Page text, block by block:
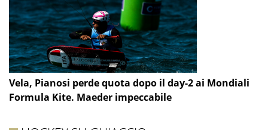
Vela, Pianosi perde quota dopo il day-2 ai Mondiali
Formula Kite. Maeder impeccabile